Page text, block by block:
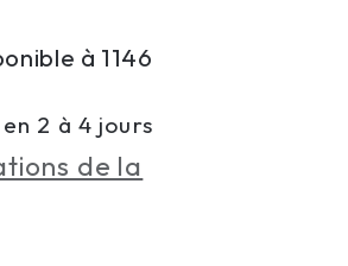
à 1146
2 à 4 jours
de la